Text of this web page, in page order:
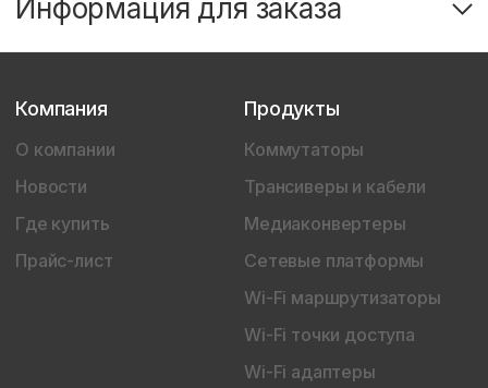
Информация для заказа
Компания
О компании
Новости
Где купить
Прайс-лист
Продукты
Коммутаторы
Трансиверы и кабели
Медиаконвертеры
Сетевые платформы
Wi-Fi маршрутизаторы
Wi-Fi точки доступа
Wi-Fi адаптеры